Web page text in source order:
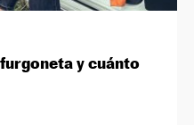
y cuánto